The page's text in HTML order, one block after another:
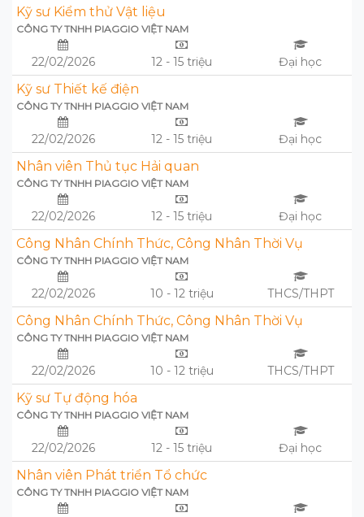
Kỹ sư Kiểm thử Vật liệu
CÔNG TY TNHH PIAGGIO VIỆT NAM
22/02/2026 12 - 15 triệu Đại học
Kỹ sư Thiết kế điện
CÔNG TY TNHH PIAGGIO VIỆT NAM
22/02/2026 12 - 15 triệu Đại học
Nhân viên Thủ tục Hải quan
CÔNG TY TNHH PIAGGIO VIỆT NAM
22/02/2026 12 - 15 triệu Đại học
Công Nhân Chính Thức, Công Nhân Thời Vụ
CÔNG TY TNHH PIAGGIO VIỆT NAM
22/02/2026 10 - 12 triệu THCS/THPT
Công Nhân Chính Thức, Công Nhân Thời Vụ
CÔNG TY TNHH PIAGGIO VIỆT NAM
22/02/2026 10 - 12 triệu THCS/THPT
Kỹ sư Tự động hóa
CÔNG TY TNHH PIAGGIO VIỆT NAM
22/02/2026 12 - 15 triệu Đại học
Nhân viên Phát triển Tổ chức
CÔNG TY TNHH PIAGGIO VIỆT NAM